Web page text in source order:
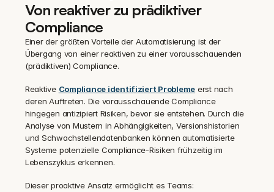
Von reaktiver zu prädiktiver
Compliance
Einer der größten Vorteile der Automatisierung ist der
Übergang von einer reaktiven zu einer vorausschauenden
(prädiktiven) Compliance.
Reaktive Compliance identifiziert Probleme erst nach
deren Auftreten. Die vorausschauende Compliance
hingegen antizipiert Risiken, bevor sie entstehen. Durch die
Analyse von Mustern in Abhängigkeiten, Versionshistorien
und Schwachstellendatenbanken können automatisierte
Systeme potenzielle Compliance-Risiken frühzeitig im
Lebenszyklus erkennen.
Dieser proaktive Ansatz ermöglicht es Teams: